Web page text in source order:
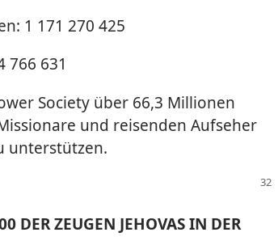
1 171 270 425
766 631
Society über 66,3 Millionen
und reisenden Aufseher
unterstützen.
DER ZEUGEN JEHOVAS IN DER